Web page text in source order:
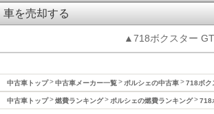
車を売却する
▲718ボクスター
中古車トップ 中古車メーカー一覧 ポルシェの中古車 718ボク
中古車トップ 燃費ランキング ポルシェの燃費ランキング 718